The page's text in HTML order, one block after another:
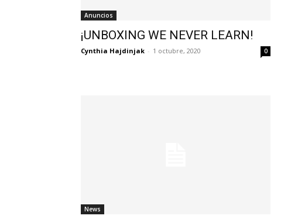
Anuncios
¡UNBOXING WE NEVER LEARN!
Cynthia Hajdinjak - 1 octubre, 2020 0
News